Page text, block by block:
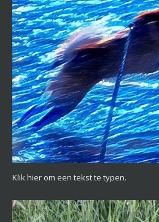
Klik hier om een tekst te typen.